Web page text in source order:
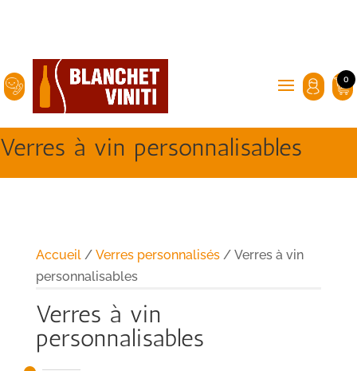
0
Verres à vin personnalisables
Accueil/ Verres personnalisés/ Verres à vin
personnalisables
Verres à vin
personnalisables